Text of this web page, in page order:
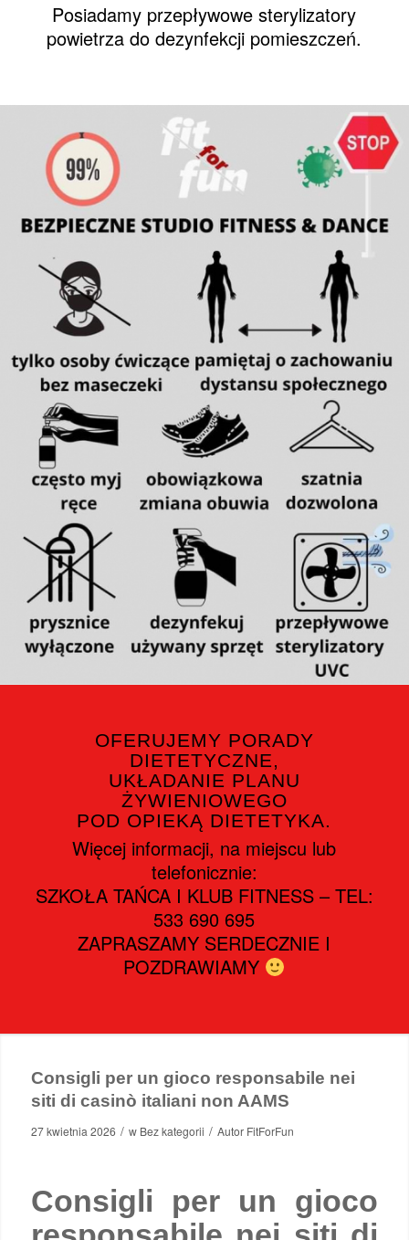
Posiadamy przepływowe sterylizatory
powietrza do dezynfekcji pomieszczeń.
OFERUJEMY PORADY
DIETETYCZNE,
UKŁADANIE PLANU
ŻYWIENIOWEGO
POD OPIEKĄ DIETETYKA.
Więcej informacji, na miejscu lub
telefonicznie:
SZKOŁA TAŃCA I KLUB FITNESS – TEL:
533 690 695
ZAPRASZAMY SERDECZNIE I
POZDRAWIAMY
Consigli per un gioco responsabile nei
siti di casinò italiani non AAMS
27 kwietnia 2026 / w Bez kategorii / Autor FitForFun
Consigli per un gioco